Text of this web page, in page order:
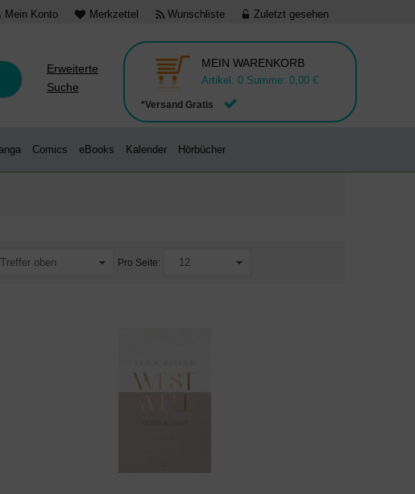
Mein Konto Merkzettel Wunschliste Zuletzt gesehen
Erweiterte
Suche
*Versand Gratis
MEIN WARENKORB
Artikel: 0 Summe: 0,00 €
Comics eBooks Kalender Hörbücher
Pro Seite: